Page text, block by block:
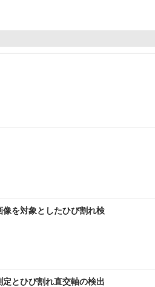
を対象としたひび割れ検
とひび割れ直交軸の検出